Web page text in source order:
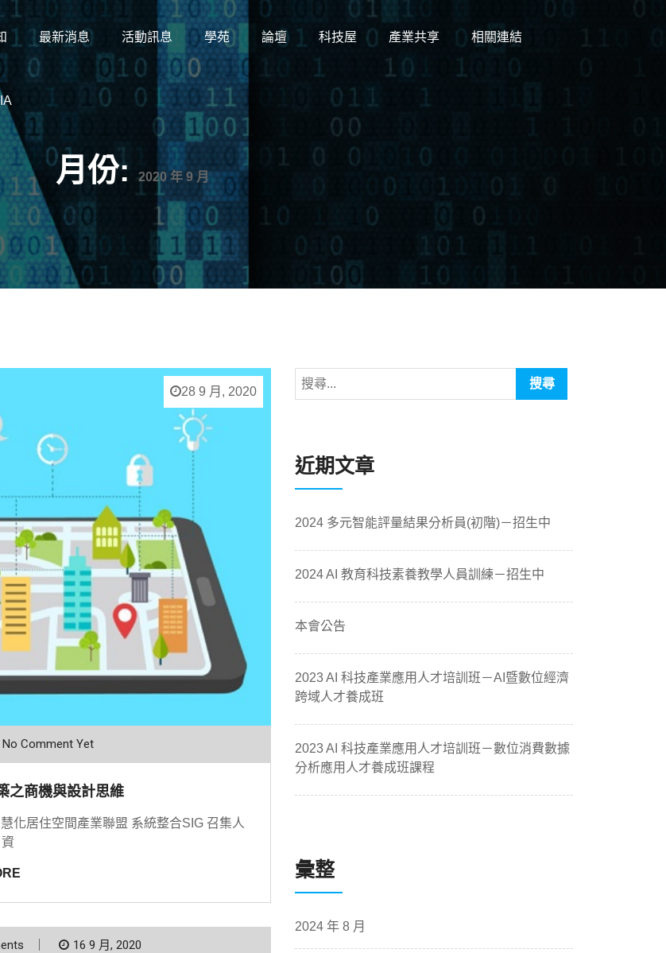
最新消息 活動訊息 學苑 論壇 科技屋 產業共享 相關連結
月份: 2020 年 9 月
28 9 月, 2020
No Comment Yet
之商機與設計思維
化居住空間產業聯盟 系統整合SIG 召集人
16 9 月, 2020
近期文章
2024 多元智能評量結果分析員(初階)－招生中
2024 AI 教育科技素養教學人員訓練－招生中
本會公告
2023 AI 科技產業應用人才培訓班－AI暨數位經濟
跨域人才養成班
2023 AI 科技產業應用人才培訓班－數位消費數據
分析應用人才養成班課程
彙整
2024 年 8 月